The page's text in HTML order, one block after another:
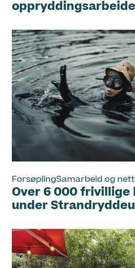
ForsøplingSamarbeid og
Over 6 000
under